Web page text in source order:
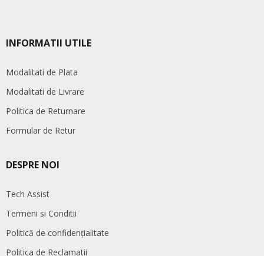
INFORMATII UTILE
Modalitati de Plata
Modalitati de Livrare
Politica de Returnare
Formular de Retur
DESPRE NOI
Tech Assist
Termeni si Conditii
Politică de confidențialitate
Politica de Reclamatii